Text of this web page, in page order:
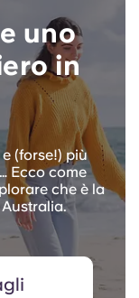
uno
in
(forse!) più
Ecco come
che è la